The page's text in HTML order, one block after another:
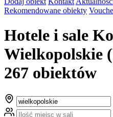
Rekomendowane obiekty
Hotele i sale
Wielkopolskie
267 obiektów